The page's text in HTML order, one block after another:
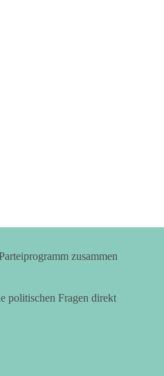
zusammen
politischen Fragen direkt